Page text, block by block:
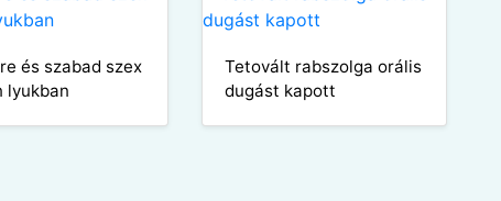
és szabad szex
lyukban
Tetovált rabszolga orális
dugást kapott